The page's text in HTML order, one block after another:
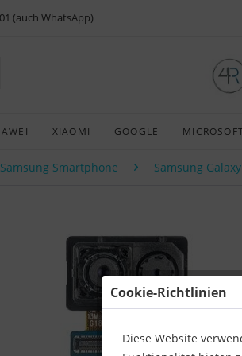
(auch WhatsApp)
XIAOMI GOOGLE
Samsung Smartphone Samsung
Cookie-Richtlinien
Diese Website